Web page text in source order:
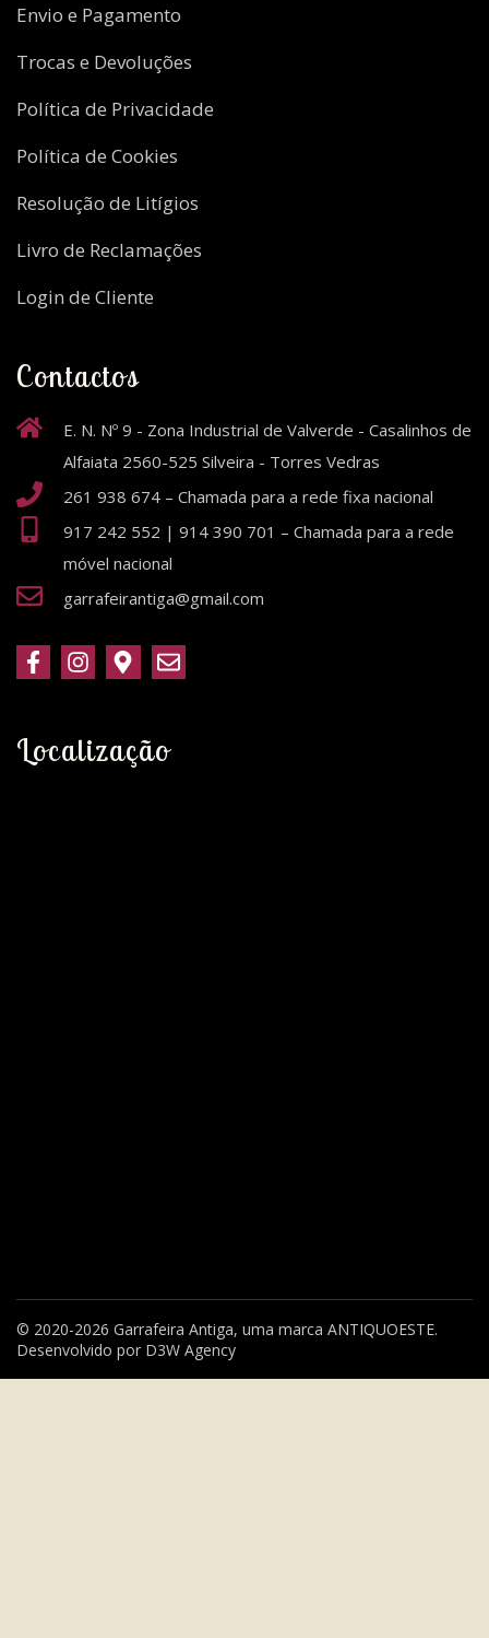
Envio e Pagamento
Trocas e Devoluções
Política de Privacidade
Política de Cookies
Resolução de Litígios
Livro de Reclamações
Login de Cliente
Contactos
E. N. Nº 9 - Zona Industrial de Valverde - Casalinhos de
Alfaiata 2560-525 Silveira - Torres Vedras
261 938 674 – Chamada para a rede fixa nacional
917 242 552 | 914 390 701 – Chamada para a rede
móvel nacional
garrafeirantiga@gmail.com
Localização
© 2020-2026 Garrafeira Antiga, uma marca ANTIQUOESTE.
Desenvolvido por D3W Agency